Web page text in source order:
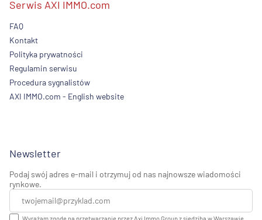
Serwis AXI IMMO.com
FAQ
Kontakt
Polityka prywatności
Regulamin serwisu
Procedura sygnalistów
AXI IMMO.com - English website
Newsletter
Podaj swój adres e-mail i otrzymuj od nas najnowsze wiadomości
rynkowe.
Wyrażam zgodę na przetwarzanie przez Axi Immo Group z siedzibą w Warszawie,